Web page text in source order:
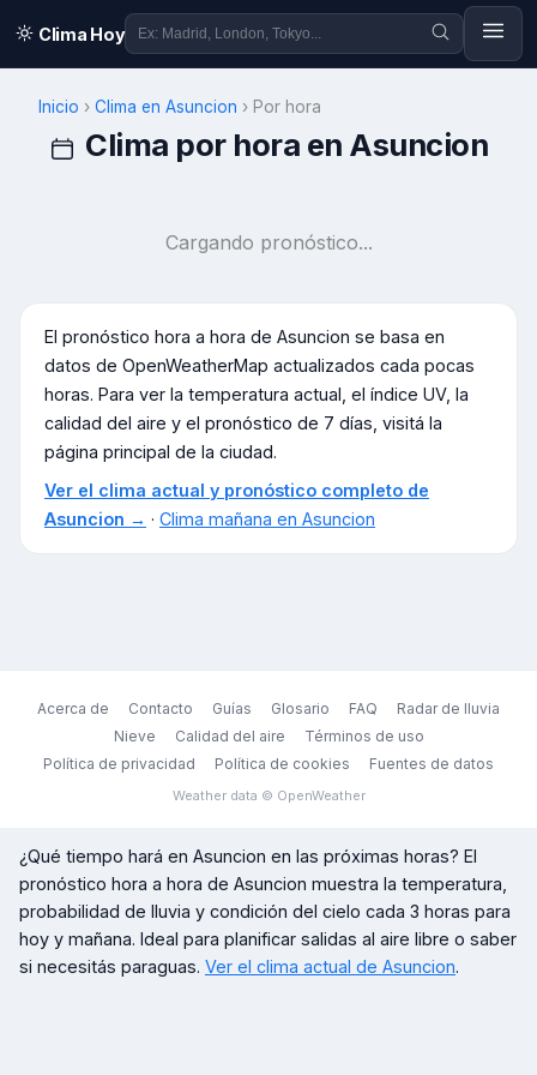
Clima Hoy
Inicio › Clima en Asuncion › Por hora
Clima por hora en Asuncion
Cargando pronóstico...
El pronóstico hora a hora de Asuncion se basa en
datos de OpenWeatherMap actualizados cada pocas
horas. Para ver la temperatura actual, el índice UV, la
calidad del aire y el pronóstico de 7 días, visitá la
página principal de la ciudad.
Ver el clima actual y pronóstico completo de
Asuncion → · Clima mañana en Asuncion
Acerca de Contacto Guías Glosario FAQ
Radar de lluvia
Nieve
Calidad del aire
Términos de uso
Política de privacidad
Política de cookies Fuentes de datos
Weather data © OpenWeather
¿Qué tiempo hará en Asuncion en las próximas horas? El
pronóstico hora a hora de Asuncion muestra la temperatura,
probabilidad de lluvia y condición del cielo cada 3 horas para
hoy y mañana. Ideal para planificar salidas al aire libre o saber
si necesitás paraguas. Ver el clima actual de Asuncion.